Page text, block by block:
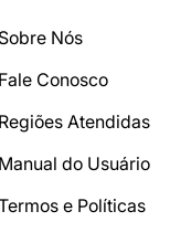
Sobre Nós
Fale Conosco
Regiões Atendidas
Manual do Usuário
e Políticas